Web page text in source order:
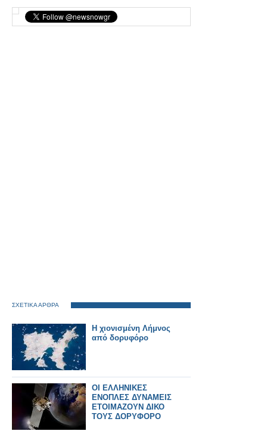
ΣΧΕΤΙΚΑ ΑΡΘΡΑ
Η χιονισμένη Λήμνος
από δορυφόρο
ΟΙ ΕΛΛΗΝΙΚΕΣ
ΕΝΟΠΛΕΣ ΔΥΝΑΜΕΙΣ
ΕΤΟΙΜΑΖΟΥΝ ΔΙΚΟ
ΤΟΥΣ ΔΟΡΥΦΟΡΟ